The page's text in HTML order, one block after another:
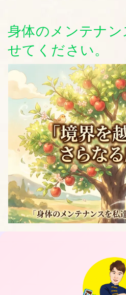
身体のメンテナ
せてください。